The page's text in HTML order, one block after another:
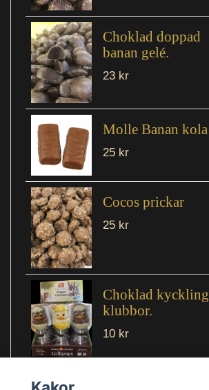
Choklad doppad
banan gelé.
23 kr
Molle Banan kola
25 kr
Cocos prickar
25 kr
Choklad kyckling
klubbor.
10 kr